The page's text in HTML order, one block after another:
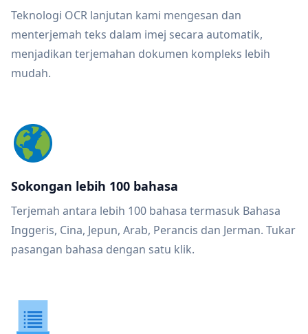
Teknologi OCR lanjutan kami mengesan dan
menterjemah teks dalam imej secara automatik,
menjadikan terjemahan dokumen kompleks lebih
mudah.
Sokongan lebih 100 bahasa
Terjemah antara lebih 100 bahasa termasuk Bahasa
Inggeris, Cina, Jepun, Arab, Perancis dan Jerman. Tukar
pasangan bahasa dengan satu klik.